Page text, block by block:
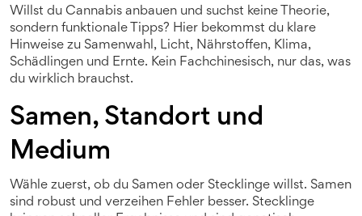
Willst du Cannabis anbauen und suchst keine Theorie,
sondern funktionale Tipps? Hier bekommst du klare
Hinweise zu Samenwahl, Licht, Nährstoffen, Klima,
Schädlingen und Ernte. Kein Fachchinesisch, nur das, was
du wirklich brauchst.
Samen, Standort und
Medium
Wähle zuerst, ob du Samen oder Stecklinge willst. Samen
sind robust und verzeihen Fehler besser. Stecklinge